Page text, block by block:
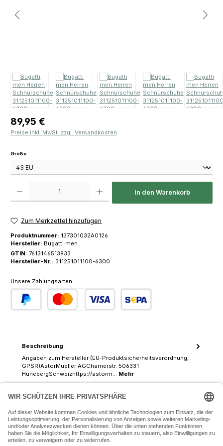
Regulärer Preis:
89,95 €
Preise inkl. MwSt. zzgl. Versandkosten
Größeauswählen
In den Warenkorb
Zum Merkzettel hinzufügen
Produktnummer: 137301032A0126
Hersteller: Bugatti men
GTIN: 7613146513933
Hersteller-Nr.: 311251011100-6300
Unsere Zahlungsarten:
Beschreibung
Angaben zum Hersteller (EU-Produktsicherheitsverordnung,
GPSR)AstorMueller AGChamerstr. 506331
HünebergSchweizhttps://astorm… Mehr
07243 54050 (Mo-Fr: 9.30 - 18:30 Uhr Sa: 9:30 - 16 Uhr)
SERVICE-HOTLINE